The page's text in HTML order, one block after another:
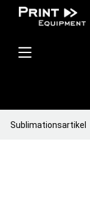
Sublimationsartikel